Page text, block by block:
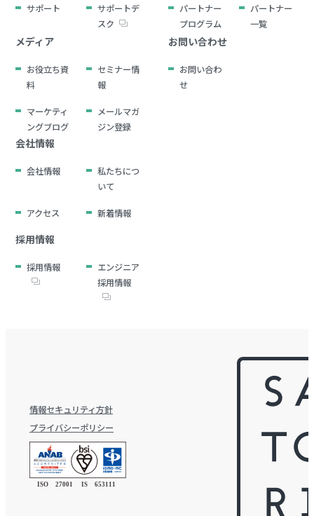
サポート
サポートデ
スク
パートナー
プログラム
パートナー
一覧
メディア
お役立ち資
料
セミナー情
報
マーケティ
ングブログ
メールマガ
ジン登録
お問い合わせ
お問い合わ
せ
会社情報
会社情報
私たちにつ
いて
アクセス 新着情報
採用情報
採用情報
エンジニア
採用情報
情報セキュリティ方針
プライバシーポリシー